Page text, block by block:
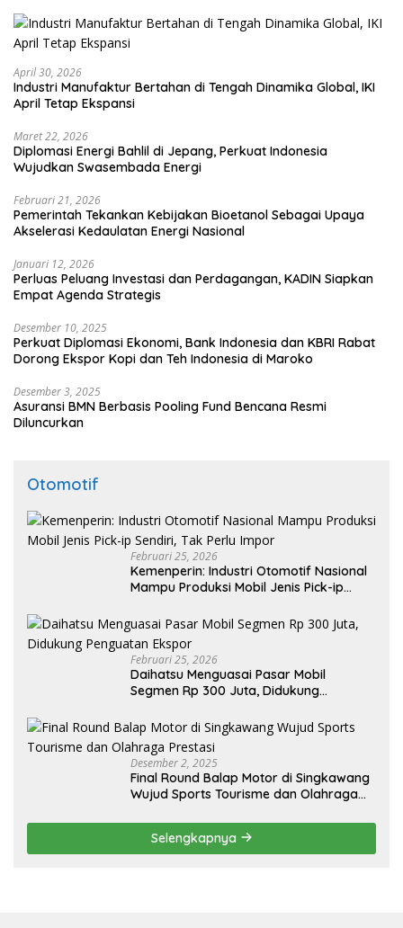
April 30, 2026
Industri Manufaktur Bertahan di Tengah Dinamika Global, IKI
April Tetap Ekspansi
Maret 22, 2026
Diplomasi Energi Bahlil di Jepang, Perkuat Indonesia
Wujudkan Swasembada Energi
Februari 21, 2026
Pemerintah Tekankan Kebijakan Bioetanol Sebagai Upaya
Akselerasi Kedaulatan Energi Nasional
Januari 12, 2026
Perluas Peluang Investasi dan Perdagangan, KADIN Siapkan
Empat Agenda Strategis
Desember 10, 2025
Perkuat Diplomasi Ekonomi, Bank Indonesia dan KBRI Rabat
Dorong Ekspor Kopi dan Teh Indonesia di Maroko
Desember 3, 2025
Asuransi BMN Berbasis Pooling Fund Bencana Resmi
Diluncurkan
Otomotif
Februari 25, 2026
Kemenperin: Industri Otomotif Nasional
Mampu Produksi Mobil Jenis Pick-ip
Februari 25, 2026
Daihatsu Menguasai Pasar Mobil
Segmen Rp 300 Juta, Didukung
Desember 2, 2025
Final Round Balap Motor di Singkawang
Wujud Sports Tourisme dan Olahraga
Selengkapnya